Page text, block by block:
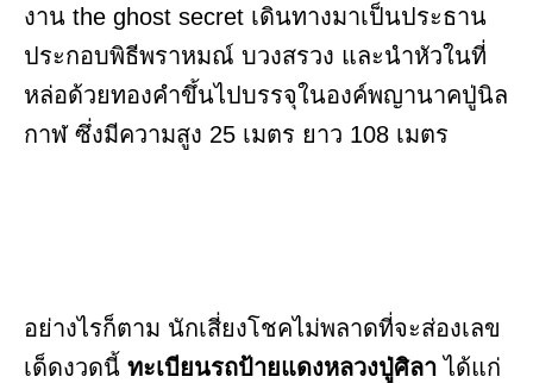
งาน the ghost secret เดินทางมาเป็นประธาน
ประกอบพิธีพราหมณ์ บวงสรวง และนำหัวในที่
หล่อด้วยทองคำขึ้นไปบรรจุในองค์พญานาคปู่นิล
กาฬ ซึ่งมีความสูง 25 เมตร ยาว 108 เมตร
อย่างไรก็ตาม นักเสี่ยงโชคไม่พลาดที่จะส่องเลข
เด็ดงวดนี้ ทะเบียนรถป้ายแดงหลวงปู่ศิลา ได้แก่